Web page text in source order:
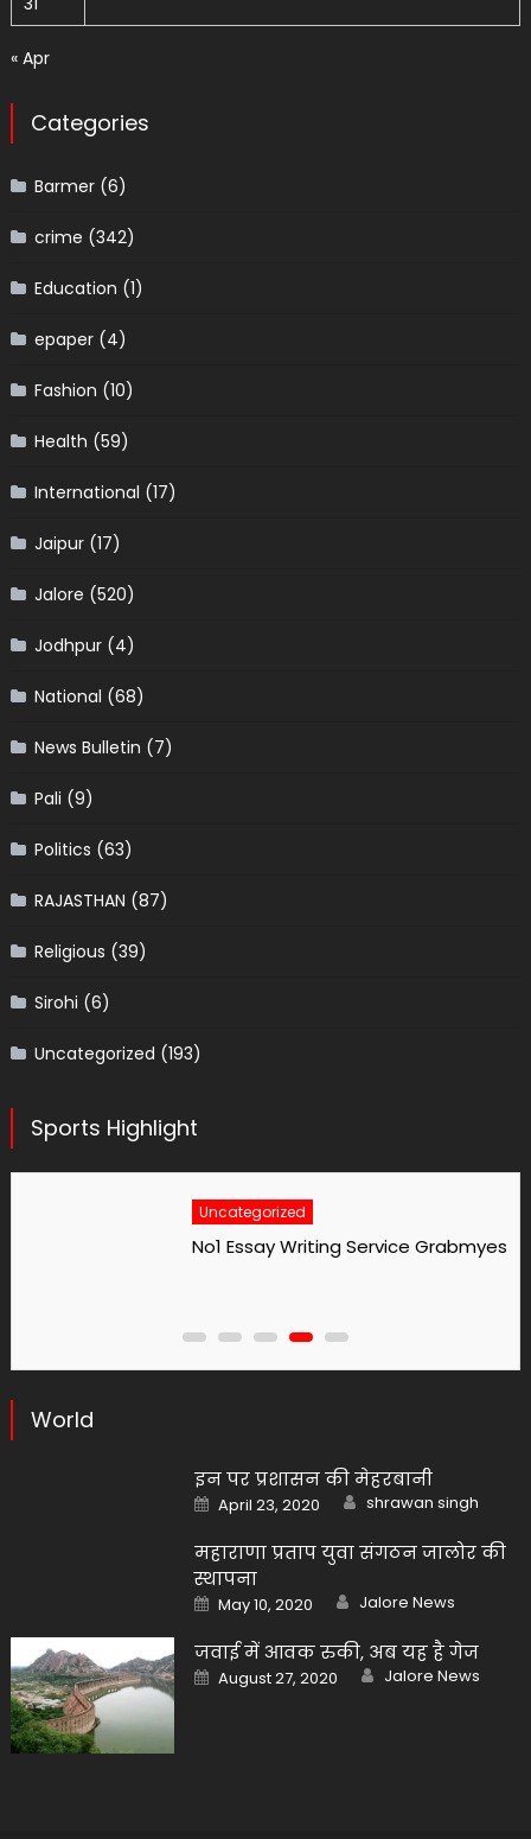
« Apr
Categories
Barmer(6)
crime (342)
Education (1)
epaper(4)
Fashion (10)
Health (59)
International (17)
Jaipur(17)
Jalore (520)
Jodhpur(4)
National (68)
News Bulletin (7)
Pali (9)
Politics (63)
RAJASTHAN (87)
Religious (39)
Sirohi (6)
Uncategorized (193)
Sports Highlight
No1 Essay Writing Service Grabmyessay Com
World
इन पर प्रशासन की मेहरबानी
Posted
on
April 23, 2020 Author
shrawan singh
महाराणा प्रताप युवा संगठन जालोर की
स्थापना
Posted
on
May 10, 2020 Author
Jalore News
जवाई में आवक रुकी, अब यह है गेज
Posted
on
August 27, 2020 Author
Jalore News